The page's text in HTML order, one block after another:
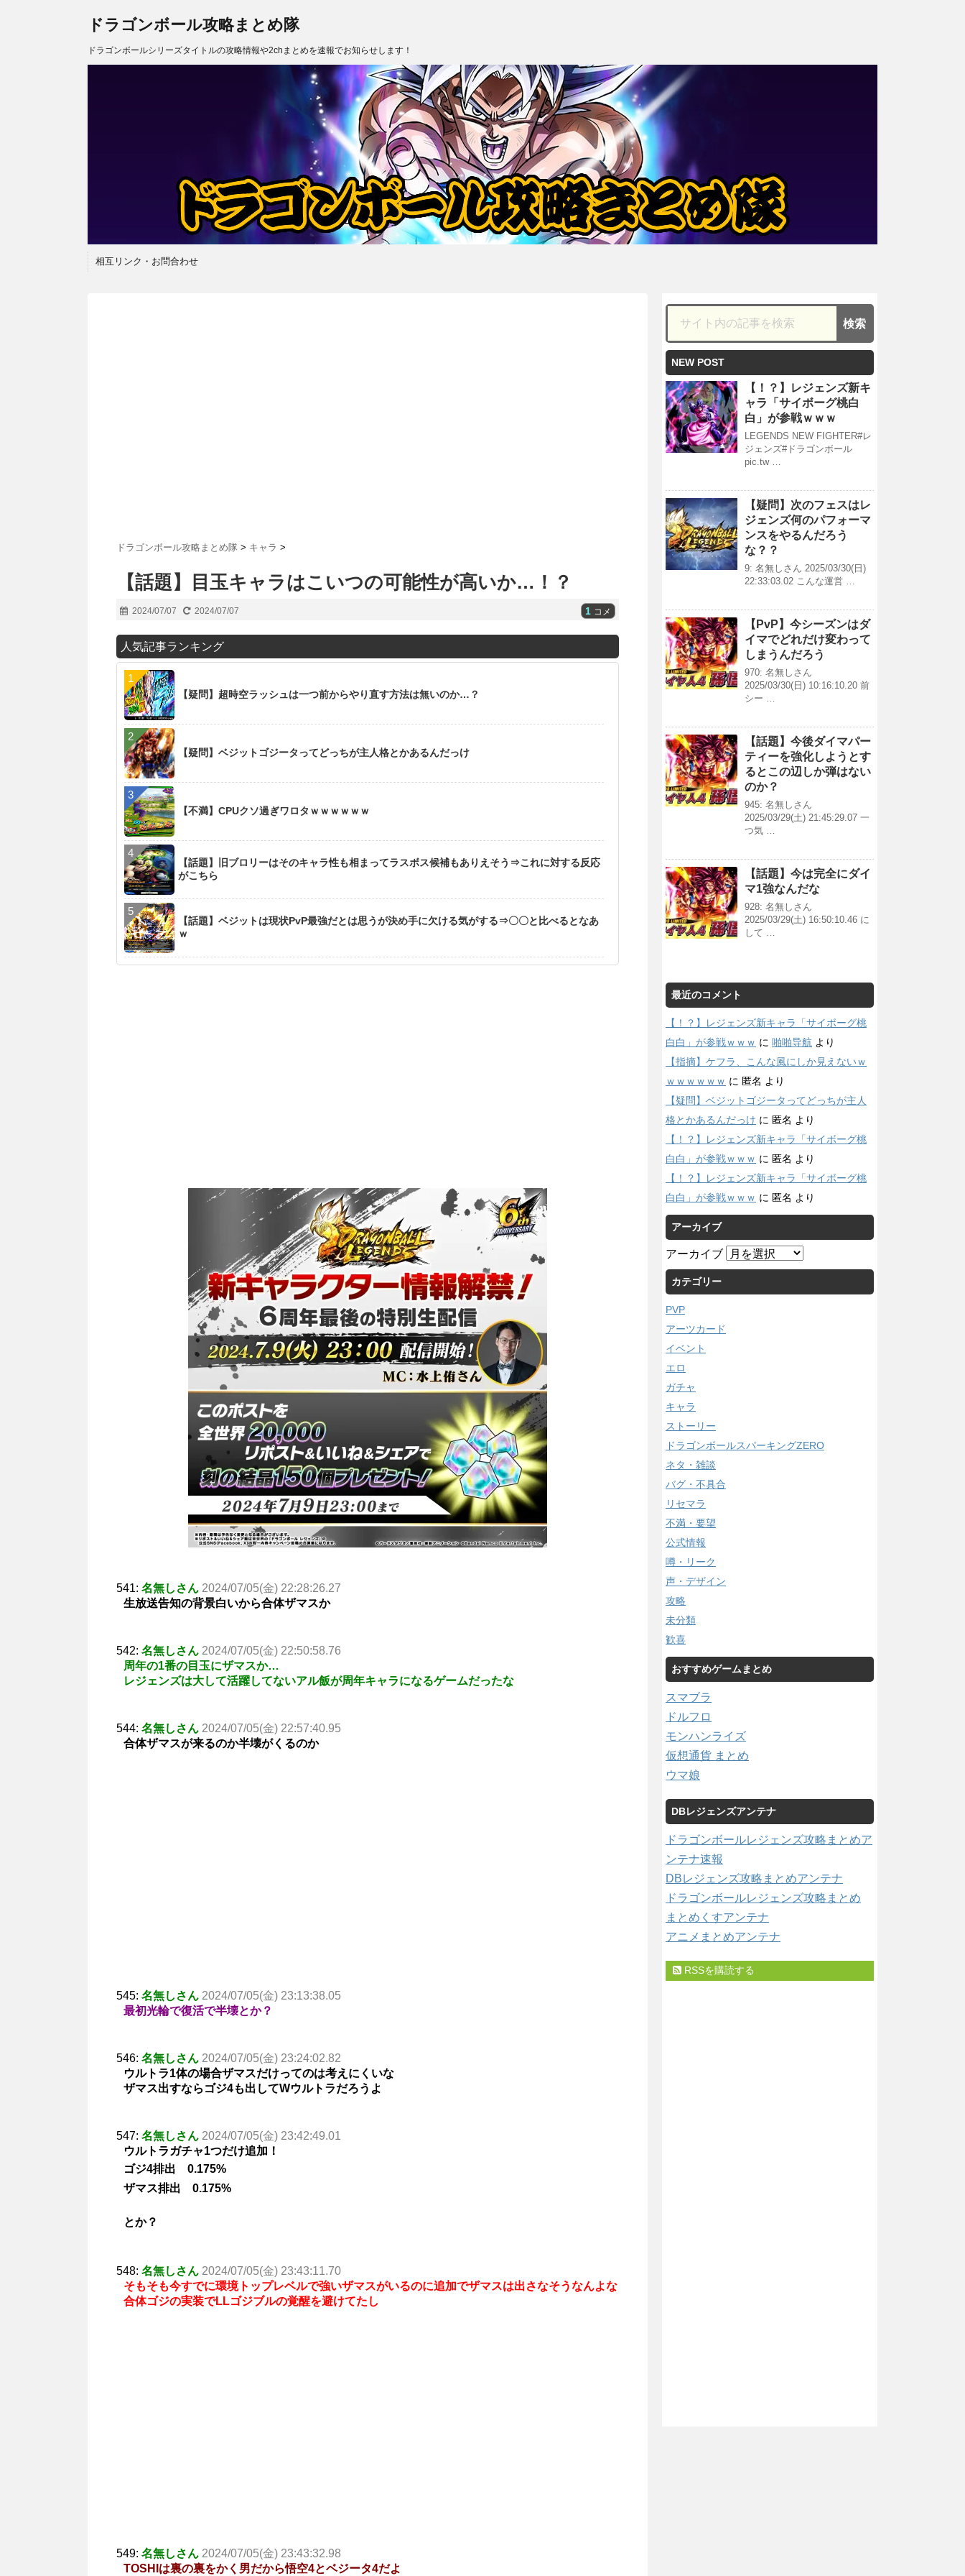
ドラゴンボール攻略まとめ隊
ドラゴンボールシリーズタイトルの攻略情報や2chまとめを速報でお知らせします！
相互リンク・お問合わせ
ドラゴンボール攻略まとめ隊 > キャラ >
【話題】目玉キャラはこいつの可能性が高いか…！？
2024/07/07 2024/07/07 1 コメ
人気記事ランキング
【疑問】超時空ラッシュは一つ前からやり直す方法は無いのか…？
【疑問】ベジットゴジータってどっちが主人格とかあるんだっけ
【不満】CPUクソ過ぎワロタｗｗｗｗｗｗ
【話題】旧ブロリーはそのキャラ性も相まってラスボス候補もありえそう⇒これに対する反応
がこちら
【話題】ベジットは現状PvP最強だとは思うが決め手に欠ける気がする⇒〇〇と比べるとなあ
ｗ
541: 名無しさん 2024/07/05(金) 22:28:26.27
生放送告知の背景白いから合体ザマスか
542: 名無しさん 2024/07/05(金) 22:50:58.76
周年の1番の目玉にザマスか…
レジェンズは大して活躍してないアル飯が周年キャラになるゲームだったな
544: 名無しさん 2024/07/05(金) 22:57:40.95
合体ザマスが来るのか半壊がくるのか
545: 名無しさん 2024/07/05(金) 23:13:38.05
最初光輪で復活で半壊とか？
546: 名無しさん 2024/07/05(金) 23:24:02.82
ウルトラ1体の場合ザマスだけってのは考えにくいな
ザマス出すならゴジ4も出してWウルトラだろうよ
547: 名無しさん 2024/07/05(金) 23:42:49.01
ウルトラガチャ1つだけ追加！
ゴジ4排出 0.175%
ザマス排出 0.175%
とか？
548: 名無しさん 2024/07/05(金) 23:43:11.70
そもそも今すでに環境トップレベルで強いザマスがいるのに追加でザマスは出さなそうなんよな
合体ゴジの実装でLLゴジブルの覚醒を避けてたし
549: 名無しさん 2024/07/05(金) 23:43:32.98
TOSHIは裏の裏をかく男だから悟空4とベジータ4だよ
NEW POST
【！？】レジェンズ新キ
ャラ「サイボーグ桃白
白」が参戦ｗｗｗ
LEGENDS NEW FIGHTER#レ
ジェンズ#ドラゴンボール
pic.tw …
【疑問】次のフェスはレ
ジェンズ何のパフォーマ
ンスをやるんだろう
な？？
9: 名無しさん 2025/03/30(日)
22:33:03.02 こんな運営 …
【PvP】今シーズンはダ
イマでどれだけ変わって
しまうんだろう
970: 名無しさん
2025/03/30(日) 10:16:10.20 前
シー …
【話題】今後ダイマパー
ティーを強化しようとす
るとこの辺しか弾はない
のか？
945: 名無しさん
2025/03/29(土) 21:45:29.07 一
つ気 …
【話題】今は完全にダイ
マ1強なんだな
928: 名無しさん
2025/03/29(土) 16:50:10.46 に
して …
最近のコメント
【！？】レジェンズ新キャラ「サイボーグ桃
白白」が参戦ｗｗｗ に 啪啪导航 より
【指摘】ケフラ、こんな風にしか見えないｗ
ｗｗｗｗｗｗ に 匿名 より
【疑問】ベジットゴジータってどっちが主人
格とかあるんだっけ に 匿名 より
【！？】レジェンズ新キャラ「サイボーグ桃
白白」が参戦ｗｗｗ に 匿名 より
【！？】レジェンズ新キャラ「サイボーグ桃
白白」が参戦ｗｗｗ に 匿名 より
アーカイブ
アーカイブ
カテゴリー
PVP
アーツカード
イベント
エロ
ガチャ
キャラ
ストーリー
ドラゴンボールスパーキングZERO
ネタ・雑談
バグ・不具合
リセマラ
不満・要望
公式情報
噂・リーク
声・デザイン
攻略
未分類
歓喜
おすすめゲームまとめ
スマブラ
ドルフロ
モンハンライズ
仮想通貨 まとめ
ウマ娘
DBレジェンズアンテナ
ドラゴンボールレジェンズ攻略まとめア
ンテナ速報
DBレジェンズ攻略まとめアンテナ
ドラゴンボールレジェンズ攻略まとめ
まとめくすアンテナ
アニメまとめアンテナ
RSSを購読する